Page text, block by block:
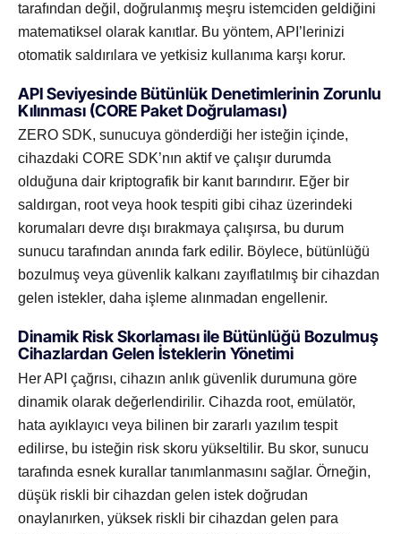
tarafından değil, doğrulanmış meşru istemciden geldiğini
matematiksel olarak kanıtlar. Bu yöntem, API’lerinizi
otomatik saldırılara ve yetkisiz kullanıma karşı korur.
API Seviyesinde Bütünlük Denetimlerinin Zorunlu
Kılınması (CORE Paket Doğrulaması)
ZERO SDK, sunucuya gönderdiği her isteğin içinde,
cihazdaki CORE SDK’nın aktif ve çalışır durumda
olduğuna dair kriptografik bir kanıt barındırır. Eğer bir
saldırgan, root veya hook tespiti gibi cihaz üzerindeki
korumaları devre dışı bırakmaya çalışırsa, bu durum
sunucu tarafından anında fark edilir. Böylece, bütünlüğü
bozulmuş veya güvenlik kalkanı zayıflatılmış bir cihazdan
gelen istekler, daha işleme alınmadan engellenir.
Dinamik Risk Skorlaması ile Bütünlüğü Bozulmuş
Cihazlardan Gelen İsteklerin Yönetimi
Her API çağrısı, cihazın anlık güvenlik durumuna göre
dinamik olarak değerlendirilir. Cihazda root, emülatör,
hata ayıklayıcı veya bilinen bir zararlı yazılım tespit
edilirse, bu isteğin risk skoru yükseltilir. Bu skor, sunucu
tarafında esnek kurallar tanımlanmasını sağlar. Örneğin,
düşük riskli bir cihazdan gelen istek doğrudan
onaylanırken, yüksek riskli bir cihazdan gelen para